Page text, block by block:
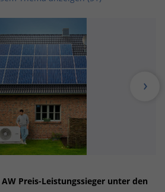
Preis-Leistungssieger unter den